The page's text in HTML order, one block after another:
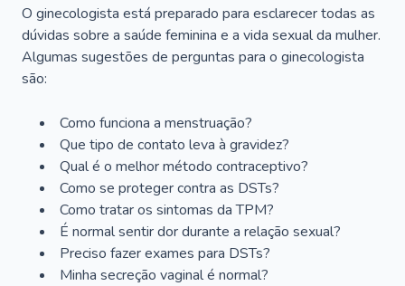
O ginecologista está preparado para esclarecer todas as
dúvidas sobre a saúde feminina e a vida sexual da mulher.
Algumas sugestões de perguntas para o ginecologista
são:
Como funciona a menstruação?
Que tipo de contato leva à gravidez?
Qual é o melhor método contraceptivo?
Como se proteger contra as DSTs?
Como tratar os sintomas da TPM?
É normal sentir dor durante a relação sexual?
Preciso fazer exames para DSTs?
Minha secreção vaginal é normal?